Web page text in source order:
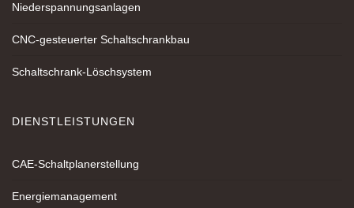
Niederspannungsanlagen
CNC-gesteuerter Schaltschrankbau
Schaltschrank-Löschsystem
DIENSTLEISTUNGEN
CAE-Schaltplanerstellung
Energiemanagement